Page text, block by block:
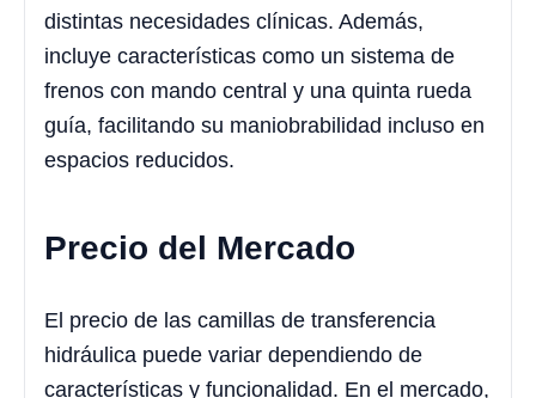
distintas necesidades clínicas. Además,
incluye características como un sistema de
frenos con mando central y una quinta rueda
guía, facilitando su maniobrabilidad incluso en
espacios reducidos.
Precio del Mercado
El precio de las camillas de transferencia
hidráulica puede variar dependiendo de
características y funcionalidad. En el mercado,